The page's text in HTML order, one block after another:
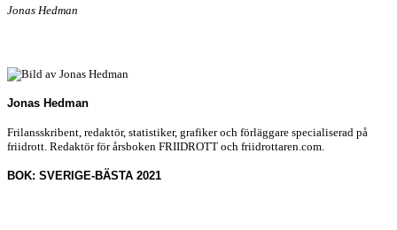
Jonas Hedman
Jonas Hedman
Frilansskribent, redaktör, statistiker, grafiker och förläggare specialiserad på
friidrott. Redaktör för årsboken FRIIDROTT och friidrottaren.com.
BOK: SVERIGE-BÄSTA 2021